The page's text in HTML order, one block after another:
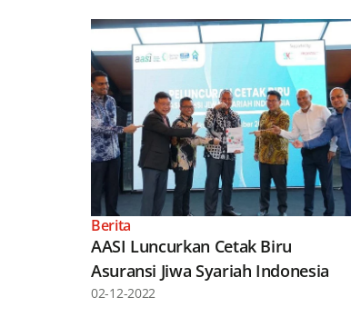
Berita
AASI Luncurkan Cetak Biru
Asuransi Jiwa Syariah Indonesia
02-12-2022